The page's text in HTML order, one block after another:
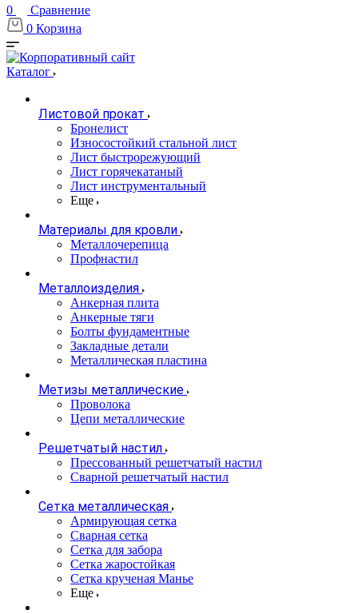
0
Сравнение
0 Корзина
Каталог
Листовой прокат
Бронелист
Износостойкий стальной лист
Лист быстрорежующий
Лист горячекатаный
Лист инструментальный
Еще
Материалы для кровли
Металлочерепица
Профнастил
Металлоизделия
Анкерная плита
Анкерные тяги
Болты фундаментные
Закладные детали
Металлическая пластина
Метизы металлические
Проволока
Цепи металлические
Решетчатый настил
Прессованный решетчатый настил
Сварной решетчатый настил
Сетка металлическая
Армирующая сетка
Сварная сетка
Сетка для забора
Сетка жаростойкая
Сетка крученая Манье
Еще